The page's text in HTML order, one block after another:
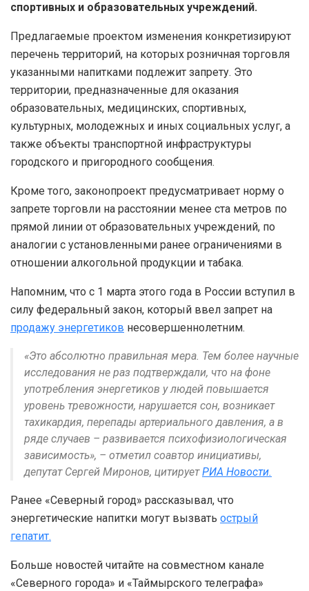
спортивных и образовательных учреждений.
Предлагаемые проектом изменения конкретизируют
перечень территорий, на которых розничная торговля
указанными напитками подлежит запрету. Это
территории, предназначенные для оказания
образовательных, медицинских, спортивных,
культурных, молодежных и иных социальных услуг, а
также объекты транспортной инфраструктуры
городского и пригородного сообщения.
Кроме того, законопроект предусматривает норму о
запрете торговли на расстоянии менее ста метров по
прямой линии от образовательных учреждений, по
аналогии с установленными ранее ограничениями в
отношении алкогольной продукции и табака.
Напомним, что с 1 марта этого года в России вступил в
силу федеральный закон, который ввел запрет на
продажу энергетиков несовершеннолетним.
«Это абсолютно правильная мера. Тем более научные
исследования не раз подтверждали, что на фоне
употребления энергетиков у людей повышается
уровень тревожности, нарушается сон, возникает
тахикардия, перепады артериального давления, а в
ряде случаев – развивается психофизиологическая
зависимость», – отметил соавтор инициативы,
депутат Сергей Миронов, цитируетРИА Новости.
Ранее «Северный город» рассказывал, что
энергетические напитки могут вызвать острый
гепатит.
Больше новостей читайте на совместном канале
«Северного города» и «Таймырского телеграфа»